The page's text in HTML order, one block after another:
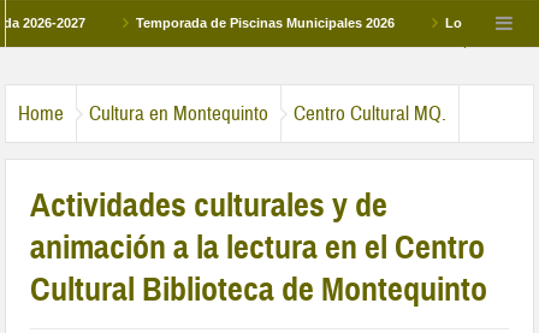
Temporada de Piscinas Municipales 2026 Los Campus de
Home Cultura en Montequinto Centro Cultural MQ.
Actividades culturales y de
animación a la lectura en el Centro
Cultural Biblioteca de Montequinto